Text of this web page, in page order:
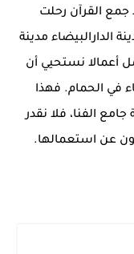
القرآن رحلت
الدارالبيضاء مدينة
أعمالا نستحيي أن
في الحمام. فهذا
الفنا، فلا نقدر
عن استعمالها.